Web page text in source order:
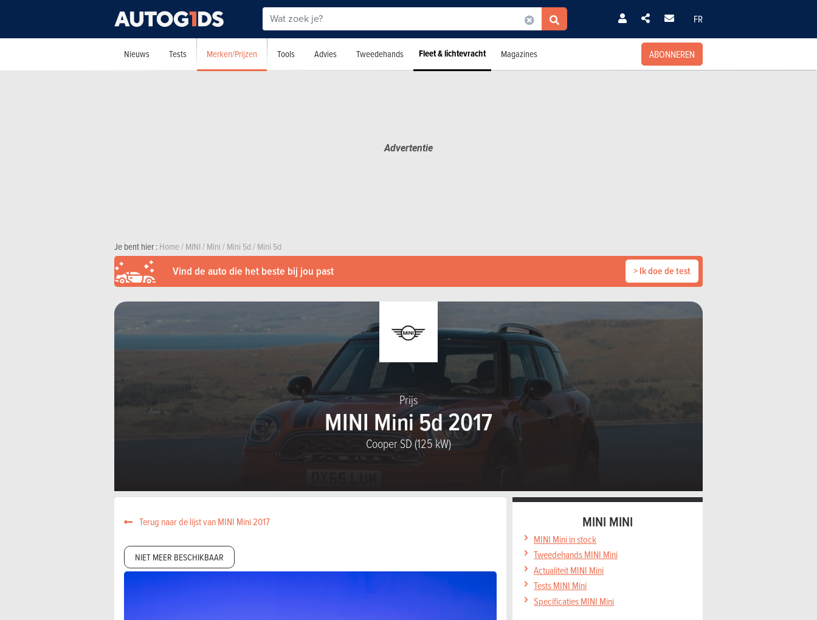
FR
Nieuws Tests Merken/Prijzen Tools Advies Tweedehands Fleet & lichtevracht Magazines ABONNEREN
Je bent hier :Home/MINI/Mini/Mini 5d/Mini 5d
Vind de auto die het beste bij jou past > Ik doe de test
Prijs
MINI Mini 5d 2017
Cooper SD (125 kW)
Terug naar de lijst van MINI Mini 2017
NIET MEER BESCHIKBAAR
MINI MINI
MINI Mini in stock
Tweedehands MINI Mini
Actualiteit MINI Mini
Tests MINI Mini
Specificaties MINI Mini